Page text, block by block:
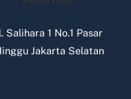
Salihara 1 No.1 Pasar
Jakarta Selatan